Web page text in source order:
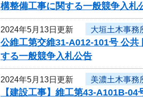
構整備工事に関する一般競争入札
2024年5月13日更新 大垣土木事務
公維工第交維31-A012-101号 公
する一般競争入札公告
2024年5月13日更新 美濃土木事務
【建設工事】維工第43-A101B-